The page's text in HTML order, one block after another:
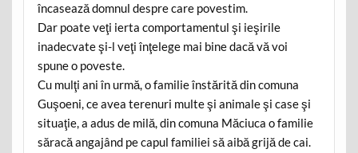
încasează domnul despre care povestim.
Dar poate veţi ierta comportamentul şi ieşirile
inadecvate şi-l veţi înţelege mai bine dacă vă voi
spune o poveste.
Cu mulţi ani în urmă, o familie înstărită din comuna
Guşoeni, ce avea terenuri multe şi animale şi case şi
situaţie, a adus de milă, din comuna Măciuca o familie
săracă angajând pe capul familiei să aibă grijă de cai.